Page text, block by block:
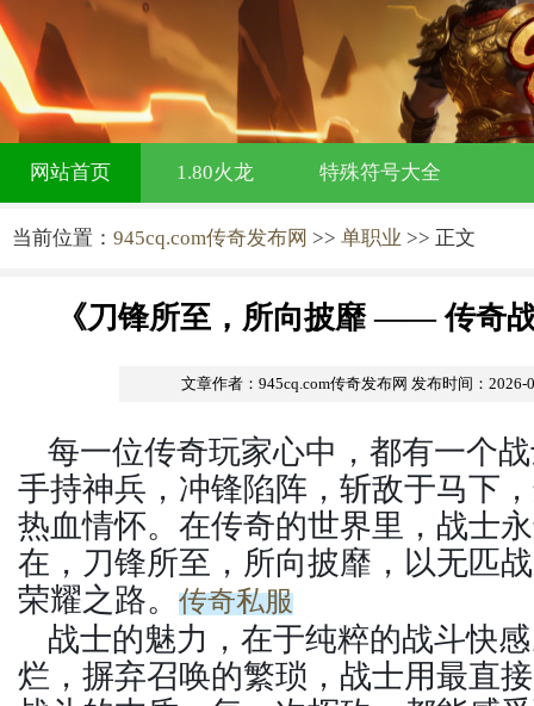
网站首页 1.80火龙 特殊符号大全
当前位置： 945cq.com传奇发布网 >> 单职业 >> 正文
《刀锋所至，所向披靡 —— 传奇
文章作者：945cq.com传奇发布网 发布时间：2026-
每一位传奇玩家心中，都有一个
手持神兵，冲锋陷阵，斩敌于马下
热血情怀。在传奇的世界里，战士
在，刀锋所至，所向披靡，以无匹
荣耀之路。 传奇私服
战士的魅力，在于纯粹的战斗快
烂，摒弃召唤的繁琐，战士用最直